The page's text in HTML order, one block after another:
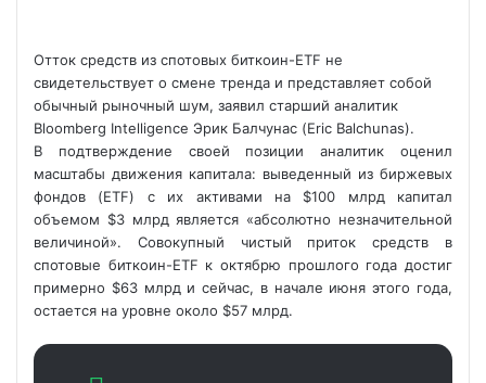
Отток средств из спотовых биткоин-ETF не
свидетельствует о смене тренда и представляет собой
обычный рыночный шум, заявил старший аналитик
Bloomberg Intelligence Эрик Балчунас (Eric Balchunas).
В подтверждение своей позиции аналитик оценил
масштабы движения капитала: выведенный из биржевых
фондов (ETF) с их активами на $100 млрд капитал
объемом $3 млрд является «абсолютно незначительной
величиной». Совокупный чистый приток средств в
спотовые биткоин-ETF к октябрю прошлого года достиг
примерно $63 млрд и сейчас, в начале июня этого года,
остается на уровне около $57 млрд.